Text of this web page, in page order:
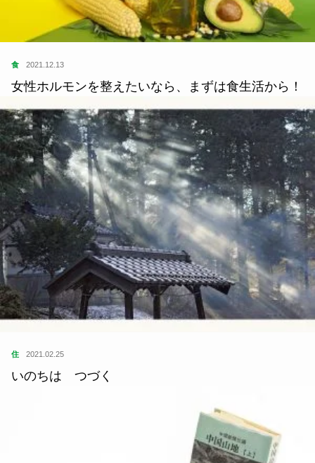
食 2021.12.13
女性ホルモンを整えたいなら、まずは食生活から！
住 2021.02.25
いのちは つづく